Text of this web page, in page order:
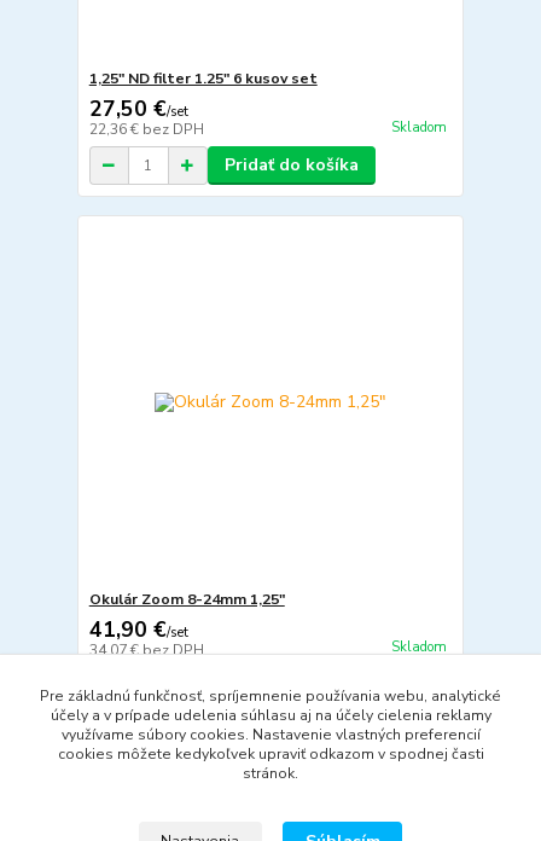
1,25" ND filter 1.25" 6 kusov set
27,50 €/set
22,36 € bez DPH Skladom
Pridať do košíka
Okulár Zoom 8-24mm 1,25″
41,90 €/set
34,07 €bez DPH Skladom
Pridať do košíka
strana z 1
Pre základnú funkčnosť, spríjemnenie používania webu, analytické
účely a v prípade udelenia súhlasu aj na účely cielenia reklamy
využívame súbory cookies. Nastavenie vlastných preferencií
cookies môžete kedykoľvek upraviť odkazom v spodnej časti
stránok.